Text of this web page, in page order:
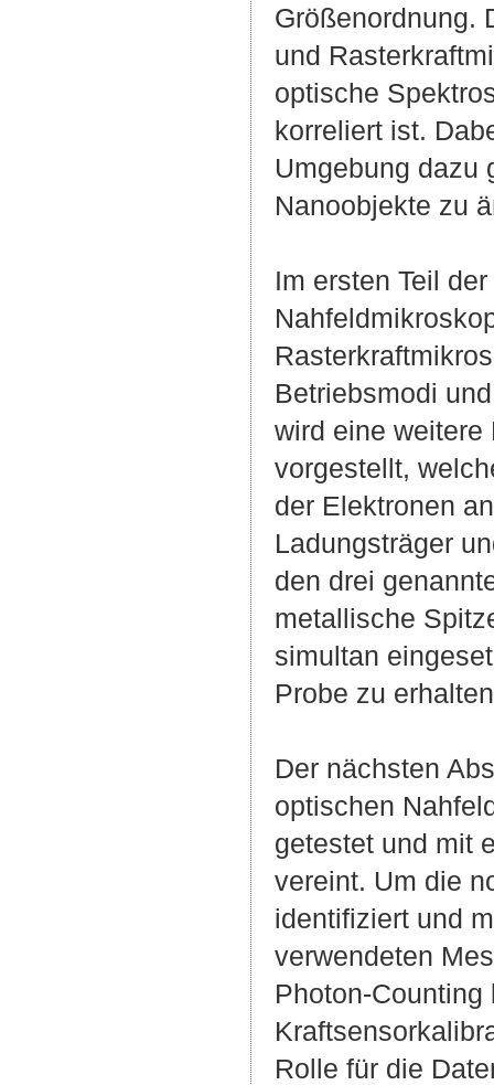
Größenordnung.
und
optische
korreliert ist.
Umgebung dazu
Nanoobjekte zu
Im ersten Teil
Betriebsmodi
wird eine weitere
vorgestellt,
der Elektronen
Ladungsträger
den drei
metallische
simultan
Probe zu
Der nächsten
optischen
getestet und mit
vereint. Um die
identifiziert und
verwendeten
Photon-
Rolle für die